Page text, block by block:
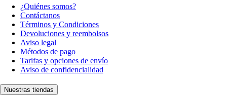
¿Quiénes somos?
Contáctanos
Términos y Condiciones
Devoluciones y reembolsos
Aviso legal
Métodos de pago
Tarifas y opciones de envío
Aviso de confidencialidad
Nuestras tiendas